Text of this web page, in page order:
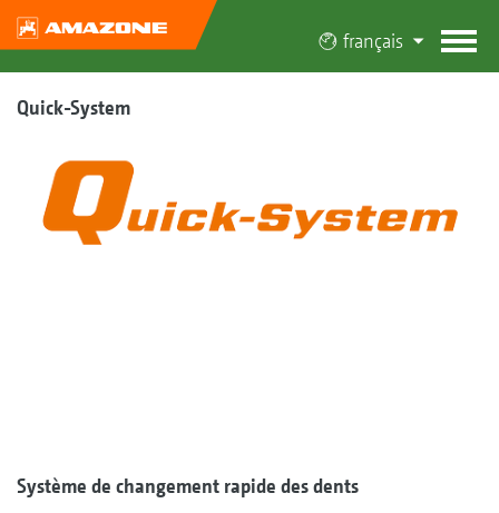
français
Quick-System
Système de changement rapide des dents